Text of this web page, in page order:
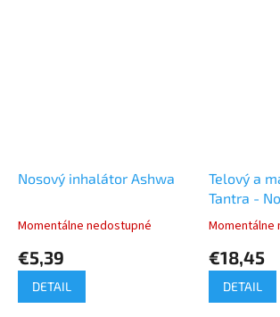
Nosový inhalátor Ashwa
Momentálne nedostupné
€5,39
DETAIL
Telový a
Tantra -
Momentálne
€18,45
DETAIL